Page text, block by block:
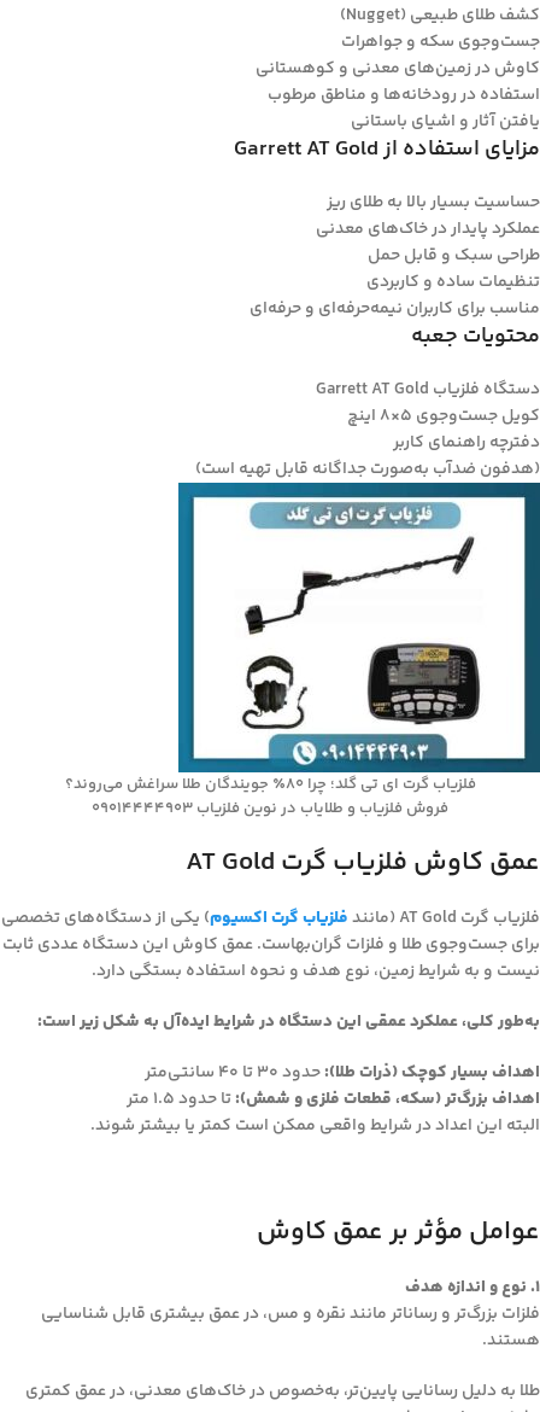
کشف طلای طبیعی (Nugget)
جست‌وجوی سکه و جواهرات
کاوش در زمین‌های معدنی و کوهستانی
استفاده در رودخانه‌ها و مناطق مرطوب
یافتن آثار و اشیای باستانی
مزایای استفاده از Garrett AT Gold
حساسیت بسیار بالا به طلای ریز
عملکرد پایدار در خاک‌های معدنی
طراحی سبک و قابل حمل
تنظیمات ساده و کاربردی
مناسب برای کاربران نیمه‌حرفه‌ای و حرفه‌ای
محتویات جعبه
دستگاه فلزیاب Garrett AT Gold
کویل جست‌وجوی 5×8 اینچ
دفترچه راهنمای کاربر
(هدفون ضدآب به‌صورت جداگانه قابل تهیه است)
فلزیاب گرت ای تی گلد؛ چرا ۸۰٪ جویندگان طلا سراغش می‌روند؟
فروش فلزیاب و طلایاب در نوین فلزیاب 09014444903
عمق کاوش فلزیاب گرت AT Gold
فلزیاب گرت AT Gold (مانند فلزیاب گرت اکسیوم) یکی از دستگاه‌های تخصصی
برای جست‌وجوی طلا و فلزات گران‌بهاست. عمق کاوش این دستگاه عددی ثابت
نیست و به شرایط زمین، نوع هدف و نحوه استفاده بستگی دارد.
به‌طور کلی، عملکرد عمقی این دستگاه در شرایط ایده‌آل به شکل زیر است:
اهداف بسیار کوچک (ذرات طلا):حدود 30 تا 40 سانتی‌متر
اهداف بزرگ‌تر (سکه، قطعات فلزی و شمش):تا حدود 1.5 متر
البته این اعداد در شرایط واقعی ممکن است کمتر یا بیشتر شوند.
عوامل مؤثر بر عمق کاوش
1. نوع و اندازه هدف
فلزات بزرگ‌تر و رساناتر مانند نقره و مس، در عمق بیشتری قابل شناسایی
هستند.
طلا به دلیل رسانایی پایین‌تر، به‌خصوص در خاک‌های معدنی، در عمق کمتری